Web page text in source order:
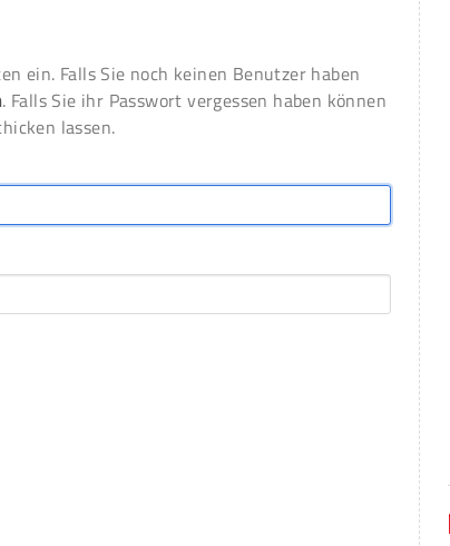
ein. Falls Sie noch keinen Benutzer haben
. Falls Sie ihr Passwort vergessen haben können
lassen.